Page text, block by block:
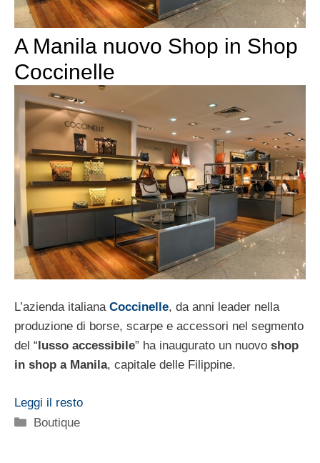
A Manila nuovo Shop in Shop
Coccinelle
L’azienda italiana Coccinelle, da anni leader nella
produzione di borse, scarpe e accessori nel segmento
del “ lusso accessibile” ha inaugurato un nuovo shop
in shop a Manila, capitale delle Filippine.
Leggi il resto
Categorie
Boutique